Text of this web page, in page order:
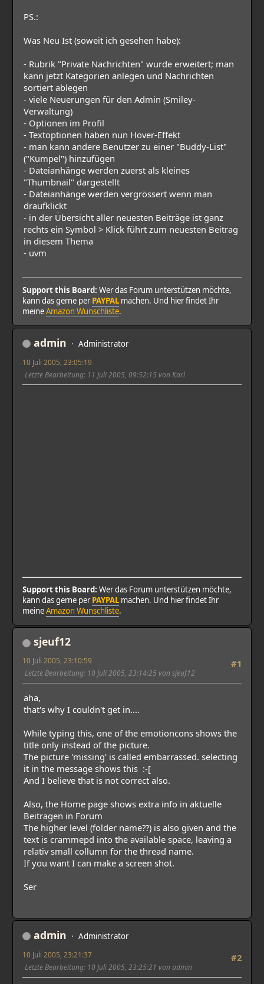
PS.:
Was Neu Ist (soweit ich gesehen habe):
- Rubrik "Private Nachrichten" wurde erweitert; man
kann jetzt Kategorien anlegen und Nachrichten
sortiert ablegen
- viele Neuerungen für den Admin (Smiley-
Verwaltung)
- Optionen im Profil
- Textoptionen haben nun Hover-Effekt
- man kann andere Benutzer zu einer "Buddy-List"
("Kumpel") hinzufügen
- Dateianhänge werden zuerst als kleines
"Thumbnail" dargestellt
- Dateianhänge werden vergrössert wenn man
draufklickt
- in der Übersicht aller neuesten Beiträge ist ganz
rechts ein Symbol > Klick führt zum neuesten Beitrag
in diesem Thema
- uvm
Support this Board: Wer das Forum unterstützen möchte,
kann das gerne perPAYPAL machen. Und hier findet Ihr
meineAmazon Wunschliste.
admin Administrator
10 Juli 2005, 23:05:19
Letzte Bearbeitung: 11 Juli 2005, 09:52:15 von Karl
Support this Board: Wer das Forum unterstützen möchte,
kann das gerne perPAYPAL machen. Und hier findet Ihr
meineAmazon Wunschliste.
sjeuf12
#1
10 Juli 2005, 23:10:59
Letzte Bearbeitung: 10 Juli 2005, 23:14:25 von sjeuf12
aha,
that's why I couldn't get in....
While typing this, one of the emotioncons shows the
title only instead of the picture.
The picture 'missing' is called embarrassed. selecting
it in the message shows this :-[
And I believe that is not correct also.
Also, the Home page shows extra info in aktuelle
Beitragen in Forum
The higher level (folder name??) is also given and the
text is crammepd into the available space, leaving a
relativ small collumn for the thread name.
If you want I can make a screen shot.
Ser
admin Administrator
#2
10 Juli 2005, 23:21:37
Letzte Bearbeitung: 10 Juli 2005, 23:25:21 von admin